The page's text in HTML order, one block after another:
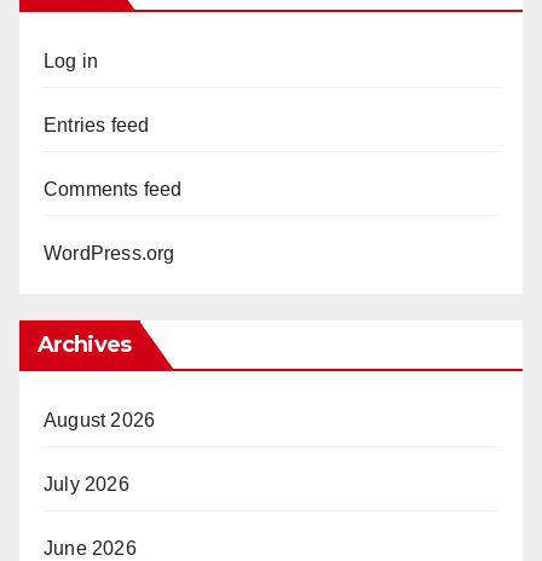
Log in
Entries feed
Comments feed
WordPress.org
Archives
August 2026
July 2026
June 2026